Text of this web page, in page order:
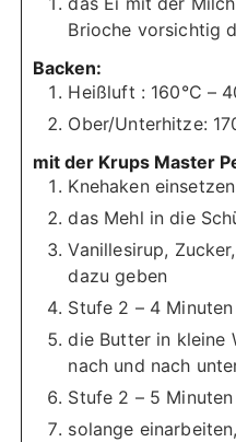
Brioche vorsichtig
Backen:
Heißluft : 160°C –
Ober/Unterhitze:
mit der Krups Master
Knehaken einsetzen
das Mehl in die
Vanillesirup,
dazu geben
Stufe 2 – 4 Minuten
die Butter in kleine
nach und nach
Stufe 2 – 5 Minuten
solange